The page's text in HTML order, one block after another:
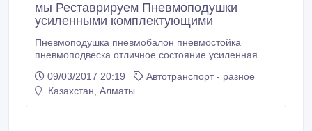
мы Реставрируем Пневмоподушки
усиленными комплектующими
Пневмоподушка пневмобалон пневмостойка
пневмоподвеска отличное состояние усиленная
перчатки? Тогда Вам к профессионалам - мы
Реставрируем Пневмоподушки усиленными
09/03/2017 20:19
Автотранспорт - разное
Казахстан, Алматы